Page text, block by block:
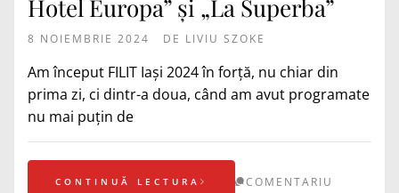
Hotel Europa” și „La Superba”
8 NOIEMBRIE 2024 DE LIVIU SZOKE
Am început FILIT Iași 2024 în forță, nu chiar din
prima zi, ci dintr-a doua, când am avut programate
nu mai puțin de
CONTINUĂ LECTURA COMENTARIU